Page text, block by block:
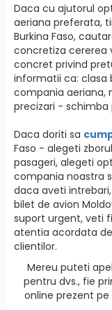
Daca cu ajutorul
aeriana preferata,
Burkina Faso,
concretiza cererea
concret privind
informatii ca: clasa
compania aeriana,
precizari - schimba
Daca doriti sa
Faso - alegeti
pasageri, alegeti
compania noastra
daca aveti
bilet de avion
suport urgent, veti
atentia acordata
clientilor.
Mereu puteti
pentru dvs., fie
online prezent